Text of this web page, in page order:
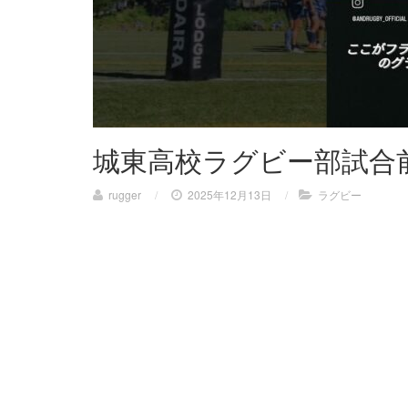
城東高校ラグビー部試合
rugger / 2025年12月13日 / ラグビー